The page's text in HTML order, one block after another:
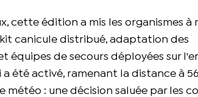
cette édition a mis les organismes à
canicule distribué, adaptation des
équipes de secours déployées sur
a été activé, ramenant la distance à
météo : une décision saluée par les